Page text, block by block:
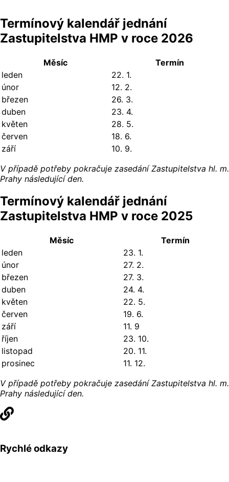
Termínový kalendář jednání
Zastupitelstva HMP v roce 2026
Měsíc
Termín
leden
22. 1.
únor
12. 2.
březen
26. 3.
duben
23. 4.
květen
28. 5.
červen
18. 6.
září
10. 9.
V případě potřeby pokračuje zasedání Zastupitelstva hl. m.
Prahy následující den.
Termínový kalendář jednání
Zastupitelstva HMP v roce 2025
Měsíc
Termín
leden
23. 1.
únor
27. 2.
březen
27. 3.
duben
24. 4.
květen
22. 5.
červen
19. 6.
září
11. 9
říjen
23. 10.
listopad
20. 11.
prosinec
11. 12.
V případě potřeby pokračuje zasedání Zastupitelstva hl. m.
Prahy následující den.
Rychlé odkazy